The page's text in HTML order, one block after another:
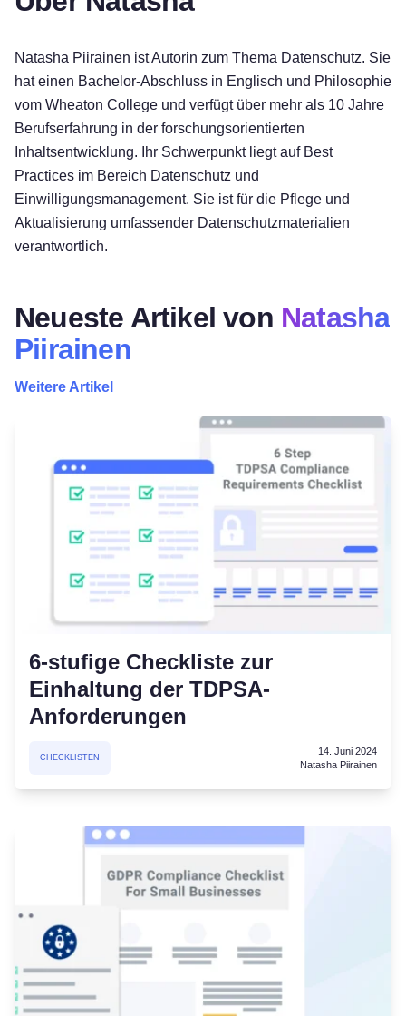
Natasha Piirainen ist Autorin zum Thema Datenschutz. Sie
hat einen Bachelor-Abschluss in Englisch und Philosophie
vom Wheaton College und verfügt über mehr als 10 Jahre
Berufserfahrung in der forschungsorientierten
Inhaltsentwicklung. Ihr Schwerpunkt liegt auf Best
Practices im Bereich Datenschutz und
Einwilligungsmanagement. Sie ist für die Pflege und
Aktualisierung umfassender Datenschutzmaterialien
verantwortlich.
Neueste Artikel von Natasha
Piirainen
Weitere Artikel
6-stufige Checkliste zur
Einhaltung der TDPSA-
Anforderungen
CHECKLISTEN
14. Juni 2024
Natasha Piirainen